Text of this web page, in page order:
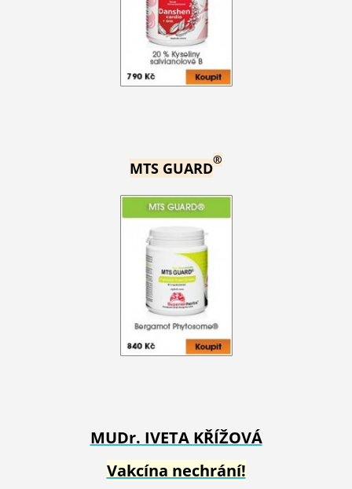
MTS GUARD®
MUDr. IVETA KŘÍŽOVÁ
Vakcína nechrání!